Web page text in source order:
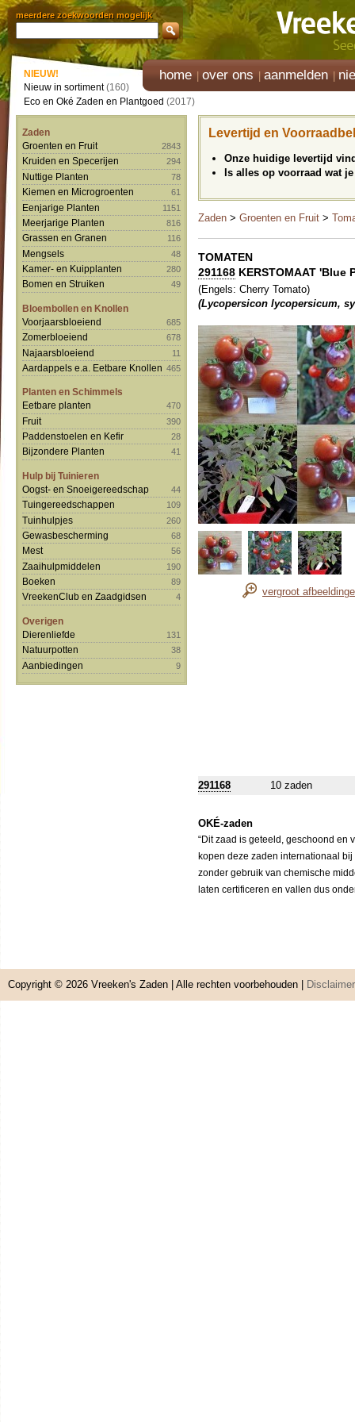
meerdere zoekwoorden mogelijk
home over ons aanmelden
NIEUW!
Nieuw in sortiment(160)
Eco en Oké Zaden en Plantgoed (2017)
Zaden
Groenten en Fruit
2843
Kruiden en Specerijen 294
Nuttige Planten 78
Kiemen en Microgroenten 61
Eenjarige Planten 1151
Meerjarige Planten 816
Grassen en Granen 116
Mengsels 48
Kamer- en Kuipplanten 280
Bomen en Struiken 49
Bloembollen en Knollen
Voorjaarsbloeiend
685
Zomerbloeiend 678
Najaarsbloeiend 11
Aardappels e.a. Eetbare Knollen 465
Planten en Schimmels
Eetbare planten
470
Fruit 390
Paddenstoelen en Kefir 28
Bijzondere Planten 41
Hulp bij Tuinieren
Oogst- en Snoeigereedschap
44
Tuingereedschappen 109
Tuinhulpjes 260
Gewasbescherming 68
Mest 56
Zaaihulpmiddelen 190
Boeken 89
VreekenClub en Zaadgidsen 4
Overigen
Dierenliefde
131
Natuurpotten 38
Aanbiedingen 9
Levertijd en
Onze huidige levertijd
Is alles op voorraad wat
Zaden > Groenten en Fruit >
TOMATEN
291168 KERSTOMAAT 'Blue
(Engels: Cherry Tomato)
(Lycopersicon lycopersicum,
vergroot
291168 10 zaden
OKÉ-zaden
“Dit zaad is geteeld, geschoond en
kopen deze zaden internationaal
zonder gebruik van chemische
laten certificeren en vallen dus
Copyright © 2026 Vreeken's Zaden | Alle rechten voorbehouden | Disclaimer